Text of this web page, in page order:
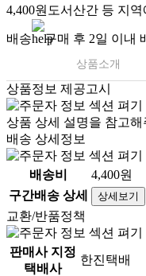
4,400원 도서산간 등 지
배송 구매 후 2일 이내
상품소개
상품정보 제공고시
상품 상세 설명을 참고해
배송 상세정보
배송비
4,400원
구간배송 상세
상세보기
교환/반품정책
판매사 지정
택배사
한진택배